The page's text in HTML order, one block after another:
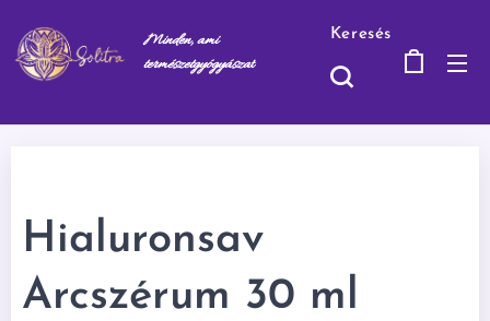
Minden, ami
természetgyógyászat
Keresés
Hialuronsav
Arcszérum 30 ml